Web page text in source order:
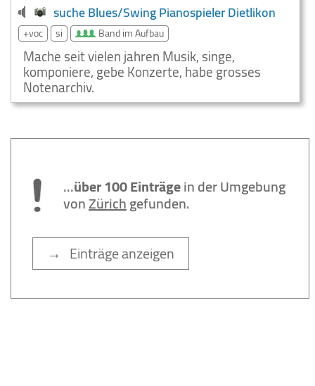
suche Blues/Swing Pianospieler Dietlikon
+voc si Band im Aufbau
Mache seit vielen jahren Musik, singe,
komponiere, gebe Konzerte, habe grosses
Notenarchiv.
...über 100 Einträgein der Umgebung
vonZürichgefunden.
→ Einträge anzeigen